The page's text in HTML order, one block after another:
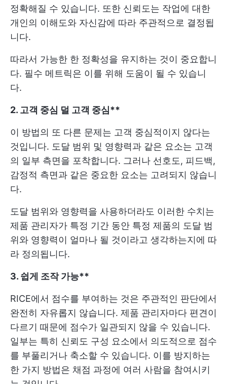
정확해질 수 있습니다. 또한 신뢰도는 작업에 대한
개인의 이해도와 자신감에 따라 주관적으로 결정됩
니다.
따라서 가능한 한 정확성을 유지하는 것이 중요합니
다. 필수 메트릭은 이를 위해 도움이 될 수 있습니
다.
2. 고객 중심 덜 고객 중심**
이 방법의 또 다른 문제는 고객 중심적이지 않다는
것입니다. 도달 범위 및 영향력과 같은 요소는 고객
의 일부 측면을 포착합니다. 그러나 선호도, 피드백,
감정적 측면과 같은 중요한 요소는 고려되지 않습니
다.
도달 범위와 영향력을 사용하더라도 이러한 수치는
제품 관리자가 특정 기간 동안 특정 제품의 도달 범
위와 영향력이 얼마나 될 것이라고 생각하는지에 따
라 정의됩니다.
3. 쉽게 조작 가능**
RICE에서 점수를 부여하는 것은 주관적인 판단에서
완전히 자유롭지 않습니다. 제품 관리자마다 편견이
다르기 때문에 점수가 일관되지 않을 수 있습니다.
일부는 특히 신뢰도 구성 요소에서 의도적으로 점수
를 부풀리거나 축소할 수 있습니다. 이를 방지하는
한 가지 방법은 채점 과정에 여러 사람을 참여시키